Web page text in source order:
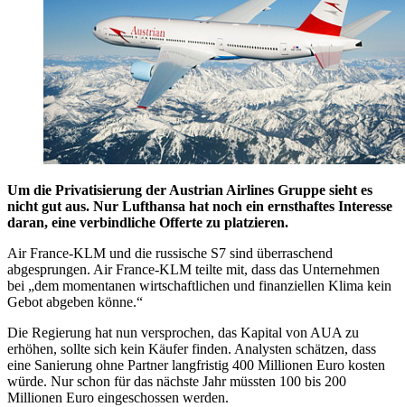
Um die Privatisierung der Austrian Airlines Gruppe sieht es
nicht gut aus. Nur Lufthansa hat noch ein ernsthaftes Interesse
daran, eine verbindliche Offerte zu platzieren.
Air France-KLM und die russische S7 sind überraschend
abgesprungen. Air France-KLM teilte mit, dass das Unternehmen
bei „dem momentanen wirtschaftlichen und finanziellen Klima kein
Gebot abgeben könne.“
Die Regierung hat nun versprochen, das Kapital von AUA zu
erhöhen, sollte sich kein Käufer finden. Analysten schätzen, dass
eine Sanierung ohne Partner langfristig 400 Millionen Euro kosten
würde. Nur schon für das nächste Jahr müssten 100 bis 200
Millionen Euro eingeschossen werden.